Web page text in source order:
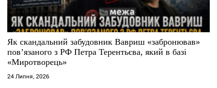
Як скандальний забудовник Вавриш «забронював»
повʼязаного з РФ Петра Терентьєва, який в базі
«Миротворець»
24 Липня, 2026